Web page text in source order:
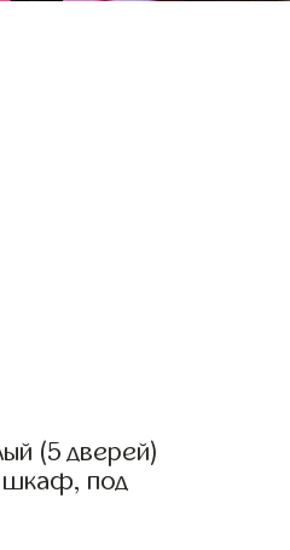
(5 дверей)
шкаф, под